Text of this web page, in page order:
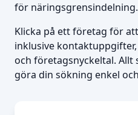
för näringsgrensindelning.
Klicka på ett företag för
inklusive
och företagsnyckeltal.
göra din sökning enkel